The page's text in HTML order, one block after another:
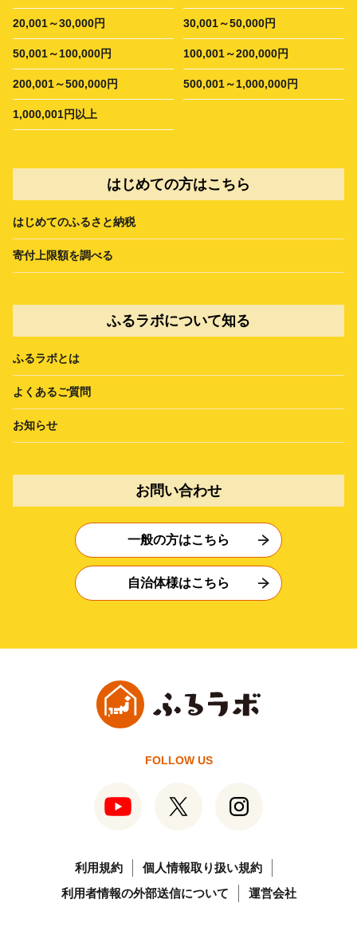
20,001～30,000円 30,001～50,000円
50,001～100,000円 100,001～200,000円
200,001～500,000円 500,001～1,000,000円
1,000,001円以上
はじめての方はこちら
はじめてのふるさと納税
寄付上限額を調べる
ふるラボについて知る
ふるラボとは
よくあるご質問
お知らせ
お問い合わせ
一般の方はこちら
自治体様はこちら
FOLLOW US
利用規約
個人情報取り扱い規約
利用者情報の外部送信について
運営会社